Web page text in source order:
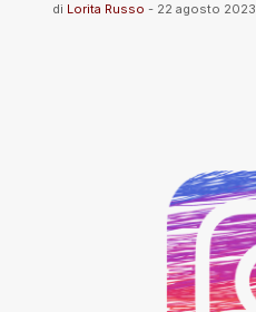
di Lorita Russo - 22 agosto 2023